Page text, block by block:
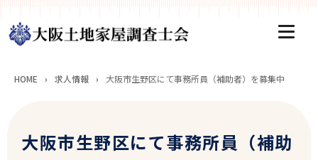
HOME › 求人情報 › 大阪市生野区にて事務所員（補助者）を募集中
大阪市生野区にて事務所員（補助